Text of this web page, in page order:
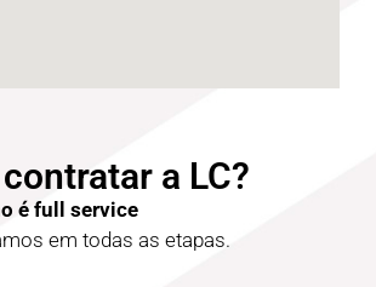
a LC?
é full service
em todas as etapas.